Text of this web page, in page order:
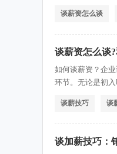
平均薪资水平、
谈薪资怎么谈
谈薪资怎么谈
如何谈薪资？企
环节。无论是初
值在谈薪资之前
谈薪技巧 谈
谈加薪技巧：